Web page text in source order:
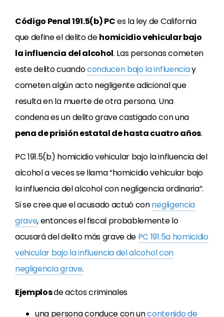
Código Penal 191.5(b) PCes la ley de California
que define el delito dehomicidio vehicular bajo
la influencia del alcohol. Las personas cometen
este delito cuandoconducen bajo la influenciay
cometen algún acto negligente adicional que
resulta en la muerte de otra persona. Una
condena es un delito grave castigado con una
pena de prisión estatal de hasta cuatro años.
PC 191.5(b) homicidio vehicular bajo la influencia del
alcohol a veces se llama “homicidio vehicular bajo
la influencia del alcohol con negligencia ordinaria”.
Si se cree que el acusado actuó connegligencia
grave, entonces el fiscal probablemente lo
acusará del delito más grave de PC 191.5a homicidio
vehicular bajo la influencia del alcohol con
negligencia grave.
Ejemplosde actos criminales
una persona conduce con uncontenido de